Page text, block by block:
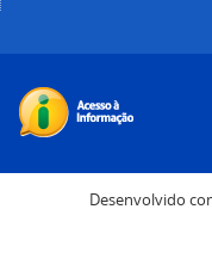
Desenvolvido